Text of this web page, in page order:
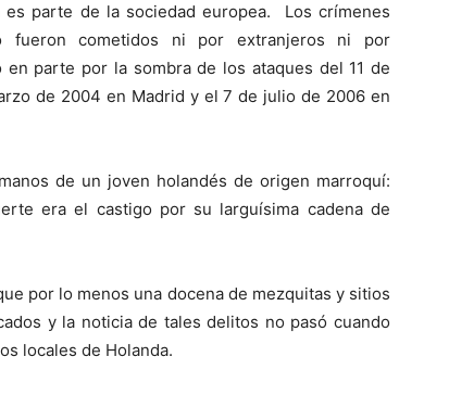
es parte de la sociedad europea. Los crímenes
fueron cometidos ni por extranjeros ni por
parte por la sombra de los ataques del 11 de
de 2004 en Madrid y el 7 de julio de 2006 en
de un joven holandés de origen marroquí:
era el castigo por su larguísima cadena de
por lo menos una docena de mezquitas y sitios
y la noticia de tales delitos no pasó cuando
locales de Holanda.